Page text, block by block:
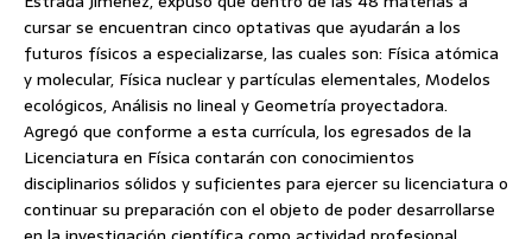
cursar se encuentran cinco optativas que ayudarán a los
futuros físicos a especializarse, las cuales son: Física atómica
y molecular, Física nuclear y partículas elementales, Modelos
ecológicos, Análisis no lineal y Geometría proyectadora.
Agregó que conforme a esta currícula, los egresados de la
Licenciatura en Física contarán con conocimientos
disciplinarios sólidos y suficientes para ejercer su licenciatura o
continuar su preparación con el objeto de poder desarrollarse